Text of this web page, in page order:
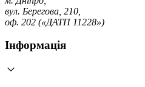
вул. Берегова, 210,
оф. 202 («ДАТП 11228»)
Інформація